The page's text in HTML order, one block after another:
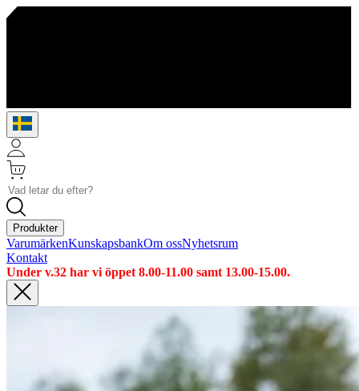
Produkter
VarumärkenKunskapsbankOm ossNyhetsrum
Kontakt
Under v.32 har vi öppet 8.00-11.00 samt 13.00-15.00.